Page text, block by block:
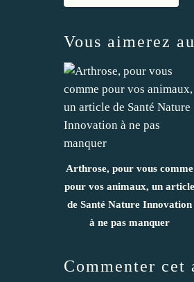
Vous aimerez
Arthrose, pour vous comme
pour vos animaux, un article
de Santé Nature Innovation
à ne pas manquer
Commenter cet